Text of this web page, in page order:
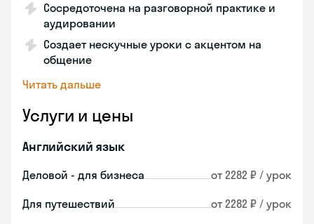
Сосредоточена на разговорной практике и
аудировании
Создает нескучные уроки с акцентом на
общение
Читать дальше
Услуги и цены
Английский язык
Деловой - для бизнеса от 2282 ₽ / урок
Для путешествий от 2282 ₽ / урок